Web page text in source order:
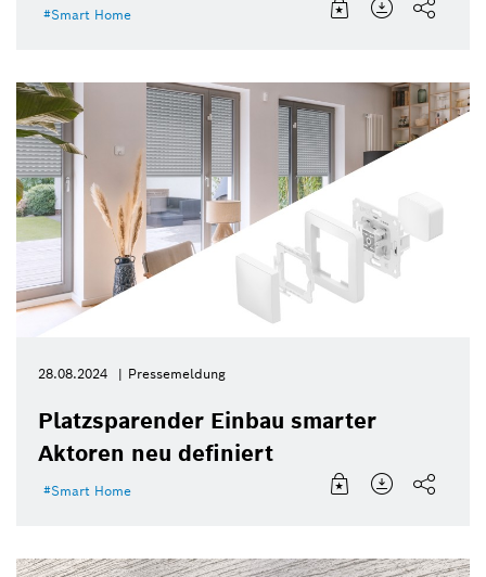
Smart Home
28.08.2024 Pressemeldung
Platzsparender Einbau smarter
Aktoren neu definiert
Smart Home